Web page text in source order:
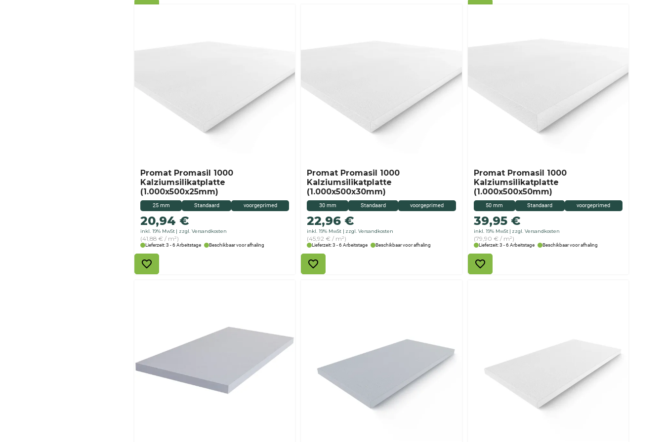
25 mm Standaard voorgeprimed
Promat Promasil 1000
Kalziumsilikatplatte
(1.000x500x25mm)
20,94 €
inkl. 19% MwSt zzgl. Versandkosten
(41,88 € / m²)
Lieferzeit: 3 - 6 Arbeitstage Beschikbaar voor afhaling
30 mm Standaard voorgeprimed
Promat Promasil 1000
Kalziumsilikatplatte
(1.000x500x30mm)
22,96 €
inkl. 19% MwSt zzgl. Versandkosten
(45,92 € / m²)
Lieferzeit: 3 - 6 Arbeitstage Beschikbaar voor afhaling
50 mm Standaard voorgeprimed
Promat Promasil 1000
Kalziumsilikatplatte
(1.000x500x50mm)
39,95 €
inkl. 19% MwSt zzgl. Versandkosten
(79,90 € / m²)
Lieferzeit: 3 - 6 Arbeitstage Beschikbaar voor afhaling